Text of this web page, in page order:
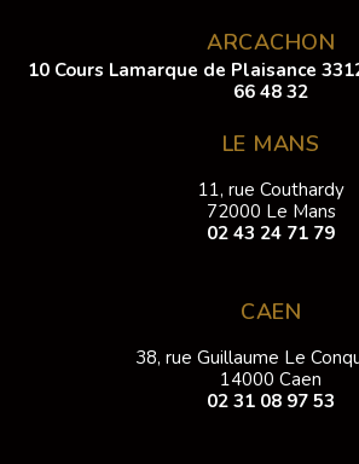
ARCACHON
10 Cours Lamarque de Plaisance
66 48 32
LE MANS
11, rue Couthardy
72000 Le Mans
02 43 24 71 79
CAEN
38, rue Guillaume Le
14000 Caen
02 31 08 97 53